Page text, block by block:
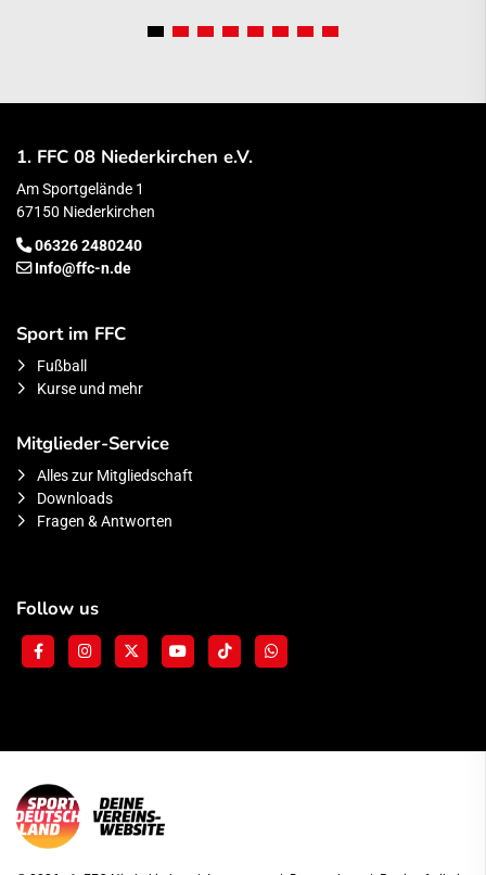
1. FFC 08 Niederkirchen e.V.
Am Sportgelände 1
67150 Niederkirchen
06326 2480240
Info@ffc-n.de
Sport im FFC
Fußball
Kurse und mehr
Mitglieder-Service
Alles zur Mitgliedschaft
Downloads
Fragen & Antworten
Follow us